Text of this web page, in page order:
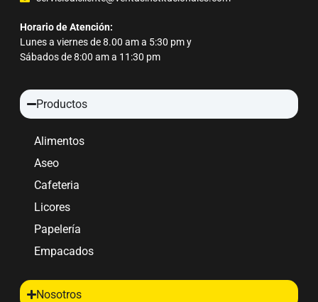
Horario de Atención:
Lunes a viernes de 8.00 am a 5:30 pm y
Sábados de 8:00 am a 11:30 pm
Productos
Alimentos
Aseo
Cafeteria
Licores
Papelería
Empacados
Nosotros